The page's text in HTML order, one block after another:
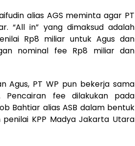
alias AGS meminta agar PT
“All in” yang dimaksud adalah
Rp8 miliar untuk Agus dan
nominal fee Rp8 miliar dan
Agus, PT WP pun bekerja sama
Pencairan fee dilakukan pada
Bahtiar alias ASB dalam bentuk
KPP Madya Jakarta Utara